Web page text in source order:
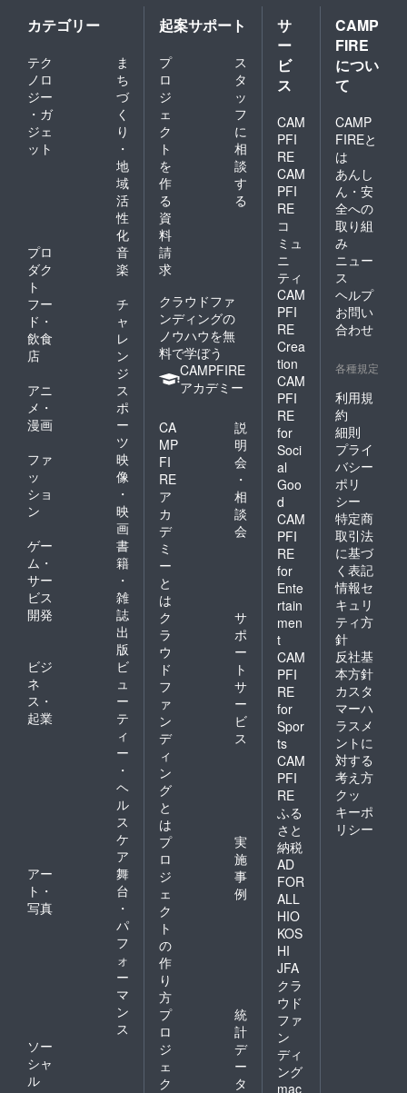
に最後の山形銀行との試合
で、残り33秒相手ボールの
守ったら勝ちという場面で
相手のフォーメーション読
んでパスをカットしたプ
レーを挙げました。池田選
手は、津幡高校時代の北信
越大会の決勝、新人戦では
ダブルスコアで敗戦した福
井県の足羽高校との試合
で、残り4秒で同点のシーン
で獲得したフリースローを
決めたことを挙げていまし
た。トークショーの後は、
ランチタイム。輪島市に店
舗のあるゴーゴーカレーの
カツカレーを、子どもたち
と保護者の方々、選手が一
緒に食べました。食事の後
には橋本選手とシュート競
争をする子や、篠山選手に
似顔絵をプレゼントしてく
れる子、篠山選手の試合前
のルーティーンのストレッ
チを真似する子もいて、和
気あいあいとした交流の時
間となりました。午後は、
88 Basketballの3人と
ECHAKE-NA NOTOの池田
智美選手、上瀧葵怜々選
手、辰巳緒花選手によるバ
スケットボールクリニック
です。ウォーミングアップ
は、スポーツリズムトレー
ニングのインストラクター
資格を持つ池田選手を中心
に、音楽に合わせて選手と
子どもたちが一緒に楽しく
身体を動かしました。続い
て、篠山選手を中心にボー
ルを使ったトレーニング。
スポーツリズムトレーニン
グの動きを生かして、リズ
能登牛
を使っ
たオリ
ジナル
カレー
発。 一
度食べ
たらや
みつき
になる
スパイ
シーな
味わい
に仕上
げまし
た。 1
袋あた
り6〜7
人前と
大容量
なの
自宅用
はもち
ろん、
レスト
ランや
食堂な
どでの
提供も
おすす
す。 子
どもか
ら大人
まで、
ご家族
皆さん
でお楽
しみく
ださ
い。 販
売元 カ
トー
ミート
株式会
社 富山
県高岡
市で昭
和36年
に創
業。安
全かつ
良質な
美味し
してい
ます。
下野農
園の野
菜は、
の栽培
に適し
た能登
の赤土
と、温
かい日
差しに
恵まれ
た環境
の良い
畑で育
てられ
ていま
す。 粘
土質の
赤土は
水分を
しっか
り蓄え
ること
がで
き、栄
養たっ
ぷりの
さつま
いも
（紅は
るか）
やむら
さきい
もなど
が育っ
ていま
す。 ※
使用す
る野菜
は季節
によっ
て異な
りま
す。 旬
の美味
しさを
ぎゅっ
と詰め
込ん
だ、自
然な甘
みを活
した
後、高
温の炎
で炙っ
て仕上
げまし
は香ば
しく、
中は新
鮮な刺
身の美
味しさ
です。
出世魚
の鰤、
福を呼
ぐ、人
気の
サーモ
ン、本
まぐろ
セット
は贈り
物に最
適で
す。 ま
た、
切って
ごはん
に乗せ
れば豪
華「塩
糀炙り
３種
丼」の
完成！
特殊な
冷凍技
術（プ
ロトン
凍結）
で、美
味しさ
と鮮度
をその
ままに
お届け
致しま
すの
で、 お
好きな
タイミ
ングで
解凍し
カテゴリー
テク
ノロ
ジー
・ガ
ジェ
ット
ま
ち
づ
く
り
・
地
域
活
性
化
プロ
ダク
ト
音
楽
フー
ド・
飲食
店
チ
ャ
レ
ン
ジ
アニ
メ・
漫画
ス
ポ
ー
ツ
ファ
ッ
ショ
ン
映
像
・
映
画
ゲー
ム・
サー
ビス
開発
書
籍
・
雑
誌
出
版
ビジ
ネ
ス・
起業
ビ
ュ
ー
テ
ィ
ー
・
ヘ
ル
ス
ケ
ア
アー
ト・
写真
舞
台
・
パ
フ
ォ
ー
マ
ン
ス
ソー
シャ
ル
起案サポート
プ
ロ
ジ
ェ
ク
ト
を
作
る
ス
タ
ッ
フ
に
相
談
す
る
資
料
請
求
クラウドファ
ンディングの
ノウハウを無
料で学ぼう
CAMPFIRE
アカデミー
CA
MP
FI
RE
ア
カ
デ
ミ
ー
と
は
説
明
会
・
相
談
会
ク
ラ
ウ
ド
フ
ァ
ン
デ
ィ
ン
グ
と
は
サ
ポ
ー
ト
サ
ー
ビ
ス
プ
ロ
ジ
ェ
ク
ト
の
作
り
方
実
施
事
例
プ
ロ
ジ
ェ
ク
統
計
デ
ー
タ
サ
ー
ビ
ス
CAM
PFI
RE
CAM
PFI
RE
コ
ミュ
ニ
ティ
CAM
PFI
RE
Crea
tion
CAM
PFI
RE
for
Soci
al
Goo
d
CAM
PFI
RE
for
Ente
rtain
men
t
CAM
PFI
RE
for
Spor
ts
CAM
PFI
RE
ふる
さと
納税
AD
FOR
ALL
HIO
KOS
HI
JFA
クラ
ウド
ファ
ン
ディ
ング
mac
CAMP
FIRE
につい
て
CAMP
FIREと
は
あんし
ん・安
全への
取り組
み
ニュー
ス
ヘルプ
お問い
合わせ
各種規定
利用規
約
細則
プライ
バシー
ポリ
シー
特定商
取引法
に基づ
く表記
情報セ
キュリ
ティ方
針
反社基
本方針
カスタ
マーハ
ラスメ
ントに
対する
考え方
クッ
キーポ
リシー